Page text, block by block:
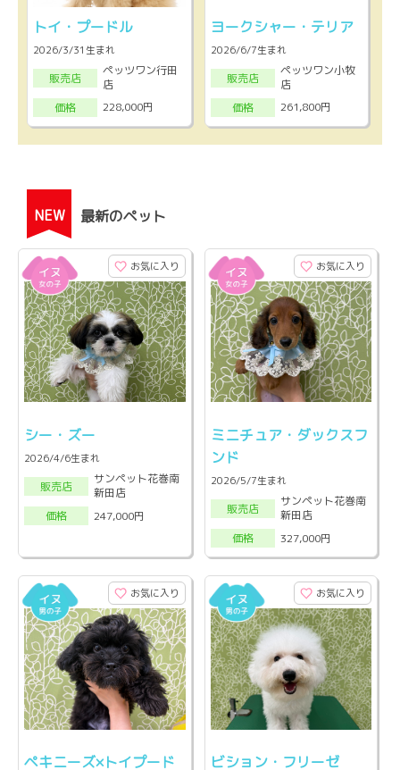
トイ・プードル
2026/3/31生まれ
販売店
ペッツワン行田
店
価格
228,000円
ヨークシャー・テリア
2026/6/7生まれ
販売店
ペッツワン小牧
店
価格
261,800円
NEW 最新のペット
お気に入り
シー・ズー
2026/4/6生まれ
販売店
サンペット花巻南
新田店
価格
247,000円
お気に入り
ミニチュア・ダックスフ
ンド
2026/5/7生まれ
販売店
サンペット花巻南
新田店
価格
327,000円
お気に入り
ペキニーズ×トイプード
お気に入り
ビション・フリーゼ